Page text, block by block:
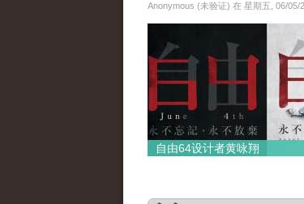
Anonymous (未验证) 在 星期五, 06/05/
自由64设计者黄咏翔